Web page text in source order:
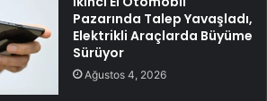
Pazarında Talep Yavaşladı,
Elektrikli Araçlarda Büyüme
Sürüyor
Ağustos 4, 2026